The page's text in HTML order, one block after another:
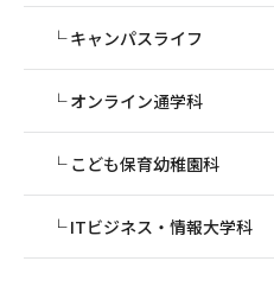
キャンパスライフ
オンライン通学科
こども保育幼稚園科
ITビジネス・情報大学科